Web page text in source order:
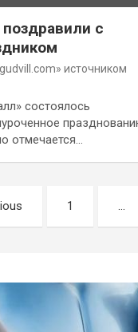
с
источником
состоялось
отмечается…
1 …